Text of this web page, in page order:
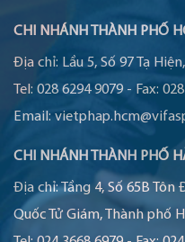
CHI NHÁNH THÀNH PHỐ
Địa chỉ: Lầu 5, Số 97 Tạ
Tel: 028 6294 9079- Fax:
Email:
CHI NHÁNH THÀNH PHỐ
Địa chỉ:Tầng 4, Số 65B Tôn
Quốc Tử Giám, Thành phố